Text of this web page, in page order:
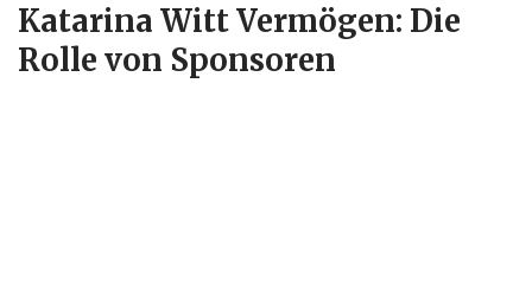
Katarina Witt Vermögen: Die
Rolle von Sponsoren